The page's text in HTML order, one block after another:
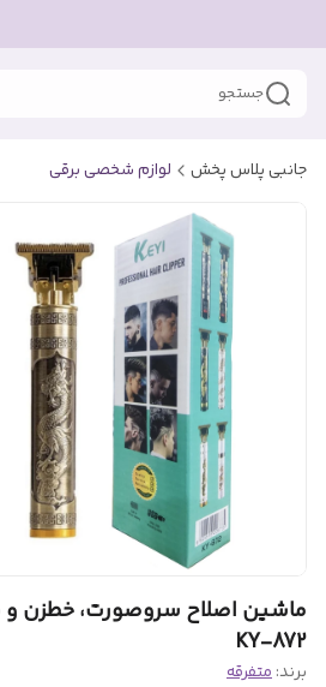
جستجو
جانبی پلاس پخش لوازم شخصی برقی
KY-872
برند:متفرقه